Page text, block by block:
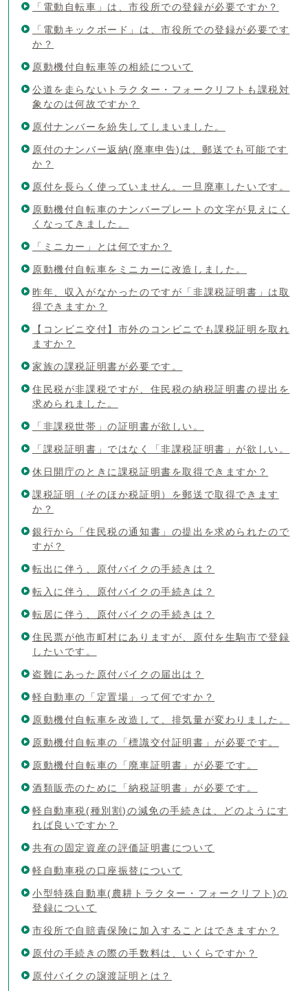
「電動自転車」は、市役所での登録が必要ですか？
「電動キックボード」は、市役所での登録が必要です
か？
原動機付自転車等の相続について
公道を走らないトラクター・フォークリフトも課税対
象なのは何故ですか？
原付ナンバーを紛失してしまいました。
原付のナンバー返納(廃車申告)は、郵送でも可能です
か？
原付を長らく使っていません。一旦廃車したいです。
原動機付自転車のナンバープレートの文字が見えにく
くなってきました。
「ミニカー」とは何ですか？
原動機付自転車をミニカーに改造しました。
昨年、収入がなかったのですが「非課税証明書」は取
得できますか？
【コンビニ交付】市外のコンビニでも課税証明を取れ
ますか？
家族の課税証明書が必要です。
住民税が非課税ですが、住民税の納税証明書の提出を
求められました。
「非課税世帯」の証明書が欲しい。
「課税証明書」ではなく「非課税証明書」が欲しい。
休日開庁のときに課税証明書を取得できますか？
課税証明（そのほか税証明）を郵送で取得できます
か？
銀行から「住民税の通知書」の提出を求められたので
すが？
転出に伴う、原付バイクの手続きは？
転入に伴う、原付バイクの手続きは？
転居に伴う、原付バイクの手続きは？
住民票が他市町村にありますが、原付を生駒市で登録
したいです。
盗難にあった原付バイクの届出は？
軽自動車の「定置場」って何ですか？
原動機付自転車を改造して、排気量が変わりました。
原動機付自転車の「標識交付証明書」が必要です。
原動機付自転車の「廃車証明書」が必要です。
酒類販売のために「納税証明書」が必要です。
軽自動車税(種別割)の減免の手続きは、どのようにす
れば良いですか？
共有の固定資産の評価証明書について
軽自動車税の口座振替について
小型特殊自動車(農耕トラクター・フォークリフト)の
登録について
市役所で自賠責保険に加入することはできますか？
原付の手続きの際の手数料は、いくらですか？
原付バイクの譲渡証明とは？